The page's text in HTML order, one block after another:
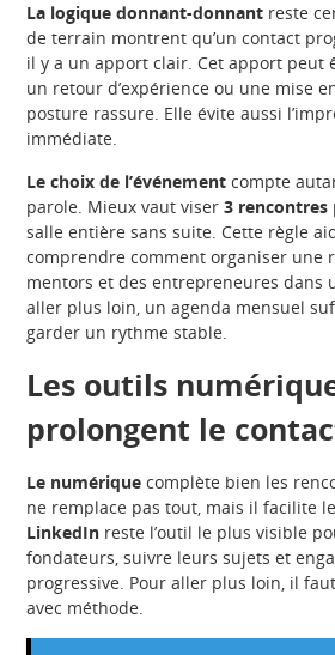
La logique donnant-donnant reste
de terrain montrent qu’un contact
il y a un apport clair. Cet apport peut
un retour d’expérience ou une mise
posture rassure. Elle évite aussi
immédiate.
Le choix de l’événement compte
parole. Mieux vaut viser3 rencontres
salle entière sans suite. Cette règle
comprendre comment organiser une
mentors et des entrepreneures dans
aller plus loin, un agenda mensuel
garder un rythme stable.
Les outils
prolongent le
Le numérique complète bien les
ne remplace pas tout, mais il facilite
LinkedIn reste l’outil le plus visible
fondateurs, suivre leurs sujets et
progressive. Pour aller plus loin, il
avec méthode.